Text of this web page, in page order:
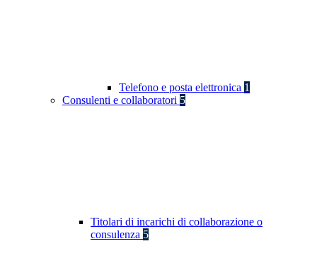
Telefono e posta elettronica 1
Consulenti e collaboratori 5
Titolari di incarichi di collaborazione o
consulenza 5